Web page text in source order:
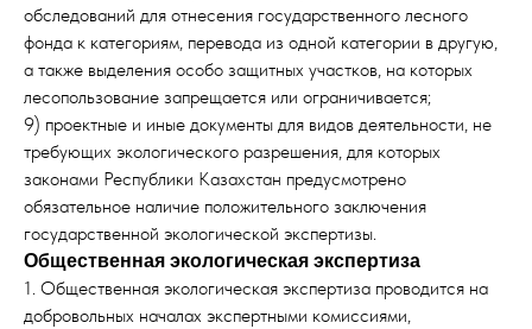
обследований для отнесения государственного лесного
фонда к категориям, перевода из одной категории в другую,
а также выделения особо защитных участков, на которых
лесопользование запрещается или ограничивается;
9) проектные и иные документы для видов деятельности, не
требующих экологического разрешения, для которых
законами Республики Казахстан предусмотрено
обязательное наличие положительного заключения
государственной экологической экспертизы.
Общественная экологическая экспертиза
1. Общественная экологическая экспертиза проводится на
добровольных началах экспертными комиссиями,